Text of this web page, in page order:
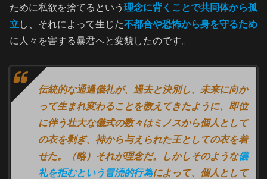
ために私欲を捨てるという 理念に背くことで共同体から孤
立 し、それによって生じた不都合や恐怖から身を守るため
に人々を害する暴君へと変貌したのです。
伝統的な通過儀礼が、過去と決別し、未来に向か
って生まれ変わることを教えてきたように、即位
に伴う壮大な儀式の数々はミノスから個人として
の衣を剥ぎ、神から与えられた王としての衣を着
せた。（略）それが理念だ。しかしそのような儀
礼を拒むという冒涜的行為によって、個人として